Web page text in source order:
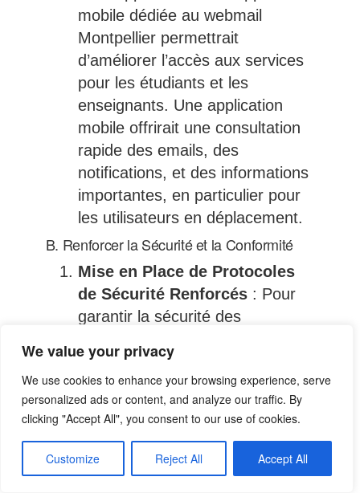
We value your privacy
We use cookies to enhance your browsing experience, serve
personalized ads or content, and analyze our traffic. By
clicking "Accept All", you consent to our use of cookies.
Customize Reject All Accept All
mobile dédiée au webmail
Montpellier permettrait
d’améliorer l’accès aux services
pour les étudiants et les
enseignants. Une application
mobile offrirait une consultation
rapide des emails, des
notifications, et des informations
importantes, en particulier pour
les utilisateurs en déplacement.
B. Renforcer la Sécurité et la Conformité
Mise en Place de Protocoles
de Sécurité Renforcés: Pour
garantir la sécurité des
de sécurité renforcés pourraient
être mis en place, tels que
l’authentification à deux facteurs
et le chiffrement de bout en bout
des messages. Ces mesures
permettraient de protéger les